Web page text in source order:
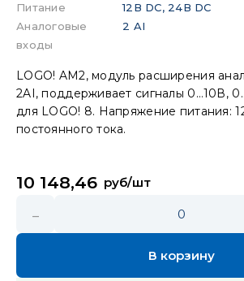
Питание
12В DC, 24В DC
Аналоговые
входы
2 AI
LOGO! AM2, модуль расширения
2AI, поддерживает сигналы 0…10В,
для LOGO! 8. Напряжение питания:
постоянного тока.
10 148,46 руб/шт
- 0
В корзину